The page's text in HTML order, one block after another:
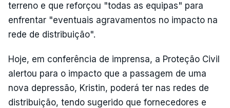
terreno e que reforçou "todas as equipas" para
enfrentar "eventuais agravamentos no impacto na
rede de distribuição".
Hoje, em conferência de imprensa, a Proteção Civil
alertou para o impacto que a passagem de uma
nova depressão, Kristin, poderá ter nas redes de
distribuição, tendo sugerido que fornecedores e